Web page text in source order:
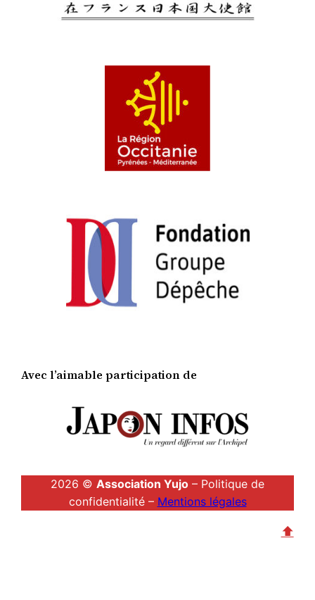
Avec l’aimable participation de
2026 © Association Yujo – Politique de
confidentialité – Mentions légales
⬆︎